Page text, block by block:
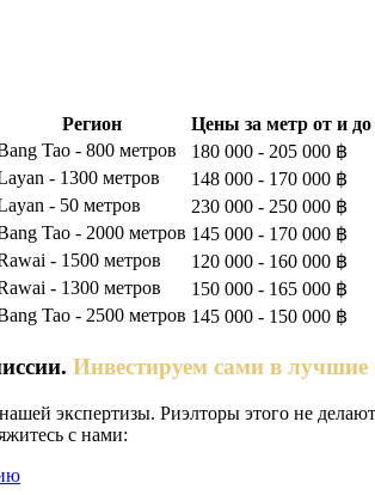
Регион Цены за метр от и до
Tao - 800 метров 180 000 - 205 000 ฿
- 1300 метров 148 000 - 170 000 ฿
- 50 метров 230 000 - 250 000 ฿
Tao - 2000 метров 145 000 - 170 000 ฿
- 1500 метров 120 000 - 160 000 ฿
- 1300 метров 150 000 - 165 000 ฿
Tao - 2500 метров 145 000 - 150 000 ฿
Инвестируем сами в лучшие
экспертизы. Риэлторы этого не
с нами: